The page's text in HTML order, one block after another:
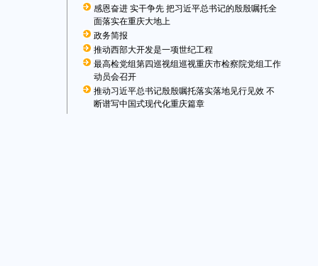
感恩奋进 实干争先 把习近平总书记的殷殷嘱托全
面落实在重庆大地上
政务简报
推动西部大开发是一项世纪工程
最高检党组第四巡视组巡视重庆市检察院党组工作
动员会召开
推动习近平总书记殷殷嘱托落实落地见行见效 不
断谱写中国式现代化重庆篇章